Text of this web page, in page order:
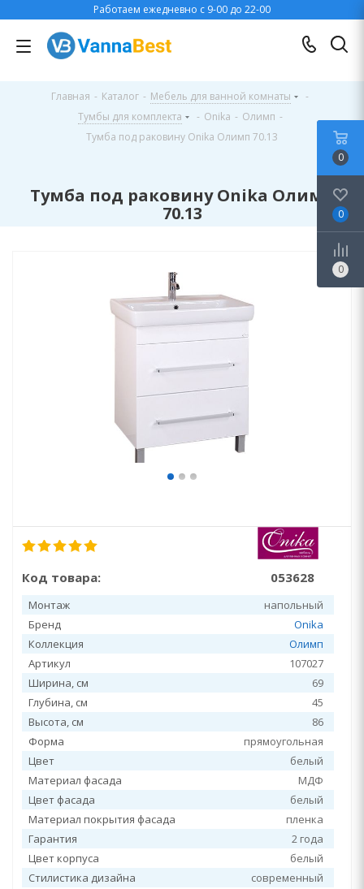
Работаем ежедневно с 9-00 до 22-00
Главная - Каталог - Мебель для ванной комнаты
-
Тумбы для комплекта
- Onika - Олимп -
Тумба под раковину Onika Олимп 70.13
Тумба под раковину Onika Олимп
70.13
Код товара: 053628
Монтаж
напольный
Бренд
Onika
Коллекция
Олимп
Артикул
107027
Ширина, см
69
Глубина, см
45
Высота, см
86
Форма
прямоугольная
Цвет
белый
Материал фасада
МДФ
Цвет фасада
белый
Материал покрытия фасада
пленка
Гарантия
2 года
Цвет корпуса
белый
Стилистика дизайна
современный
0
0
0